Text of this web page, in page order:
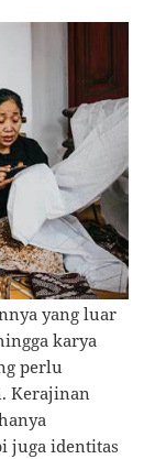
yang luar
karya
perlu
Kerajinan
juga identitas